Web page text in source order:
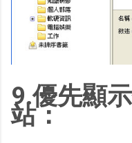
9.優先顯
站：